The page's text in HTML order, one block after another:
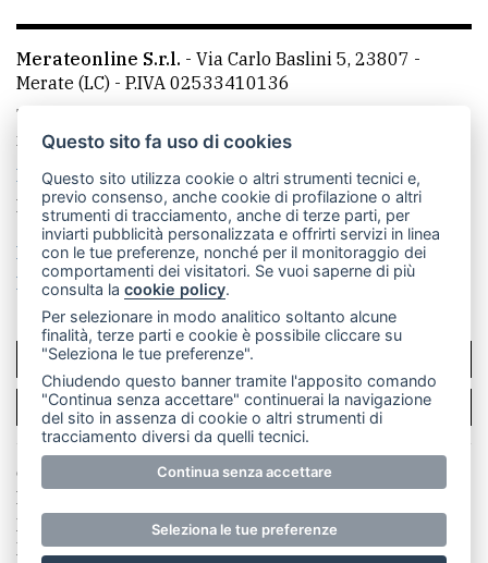
Merateonline S.r.l. - Via Carlo Baslini 5, 23807 -
Merate (LC) - P.IVA 02533410136
Telefono:
mail: redazione@leccoonline.com
La redazione
MerateOnline CasateOnline
RSS
Made by VIP
Privacy policy
Cookie policy
Rivedi le tue scelte sui cookie
SCRIVICI
PER LA TUA PUBBLICITÀ
© Copyright Merateonline S.r.l. - Tutti i diritti riservati.
E' proibita la riproduzione e pubblicazione anche
parziale di testi, articoli e immagini senza la
preventiva autorizzazione scritta dell'editore. RI Lecco
Questo sito fa uso di cookies
Questo sito utilizza cookie o altri strumenti tecnici e,
previo consenso, anche cookie di profilazione o altri
strumenti di tracciamento, anche di terze parti, per
inviarti pubblicità personalizzata e offrirti servizi in linea
con le tue preferenze, nonché per il monitoraggio dei
comportamenti dei visitatori. Se vuoi saperne di più
consulta lacookie policy.
Per selezionare in modo analitico soltanto alcune
finalità, terze parti e cookie è possibile cliccare su
"Seleziona le tue preferenze".
Chiudendo questo banner tramite l'apposito comando
"Continua senza accettare" continuerai la navigazione
del sito in assenza di cookie o altri strumenti di
tracciamento diversi da quelli tecnici.
Continua senza accettare
Seleziona le tue preferenze